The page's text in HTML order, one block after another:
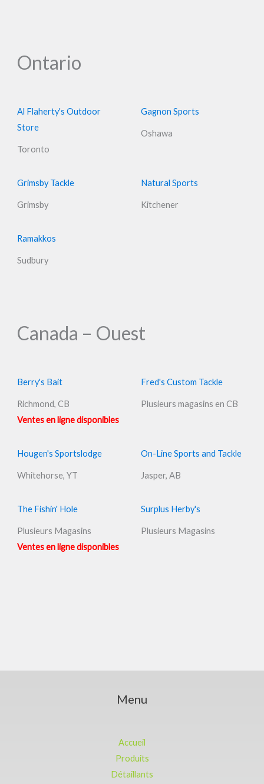
Ontario
Al Flaherty's Outdoor
Store
Toronto
Gagnon Sports
Oshawa
Grimsby Tackle
Grimsby
Natural Sports
Kitchener
Ramakkos
Sudbury
Canada – Ouest
Berry's Bait
Richmond, CB
Ventes en ligne disponibles
Fred's Custom Tackle
Plusieurs magasins en CB
Hougen's Sportslodge
Whitehorse, YT
On-Line Sports and Tackle
Jasper, AB
The Fishin' Hole
Plusieurs Magasins
Ventes en ligne disponibles
Surplus Herby's
Plusieurs Magasins
Menu
Accueil
Produits
Détaillants